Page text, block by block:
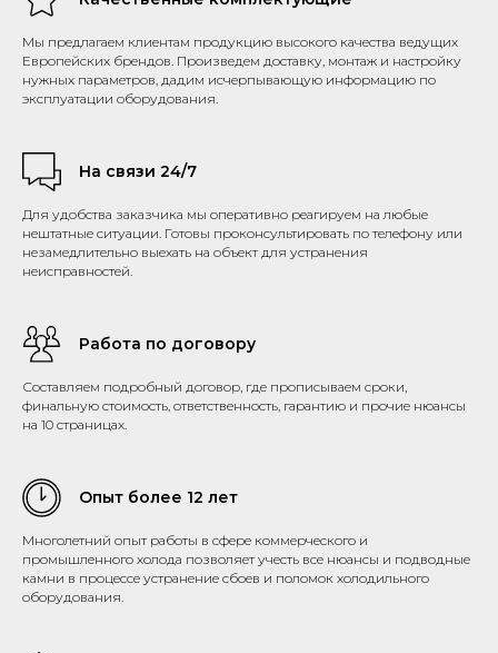
Мы предлагаем клиентам продукцию высокого качества ведущих
Европейских брендов. Произведем доставку, монтаж и настройку
нужных параметров, дадим исчерпывающую информацию по
эксплуатации оборудования.
На связи 24/7
Для удобства заказчика мы оперативно реагируем на любые
нештатные ситуации. Готовы проконсультировать по телефону или
незамедлительно выехать на объект для устранения
неисправностей.
Работа по договору
Составляем подробный договор, где прописываем сроки,
финальную стоимость, ответственность, гарантию и прочие нюансы
на 10 страницах.
Опыт более 12 лет
Многолетний опыт работы в сфере коммерческого и
промышленного холода позволяет учесть все нюансы и подводные
камни в процессе устранение сбоев и поломок холодильного
оборудования.